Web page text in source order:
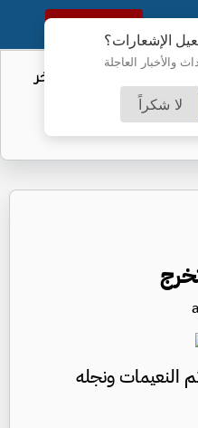
الإشعارات؟
والأخبار العاجلة
لا شكراً
النسخة الكاملة
الاتحاد الأوروبي يكشف آخر
النعيمات ونجله